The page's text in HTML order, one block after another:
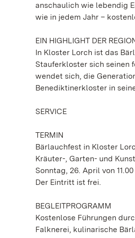
anschaulich wie lebendig
wie in jedem Jahr –
EIN HIGHLIGHT DER
In Kloster Lorch ist das
Stauferkloster sich seinen
wendet sich, die
Benediktinerkloster in
SERVICE
TERMIN
Bärlauchfest in Kloster
Kräuter-, Garten- und
Sonntag, 26. April von
Der Eintritt ist frei.
BEGLEITPROGRAMM
Kostenlose Führungen
Falknerei, kulinarische